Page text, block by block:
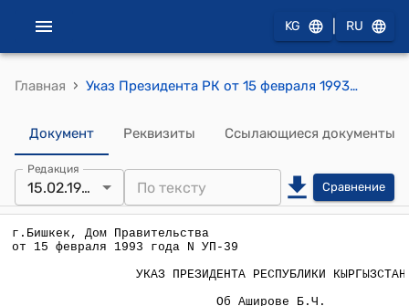
KG RU
Главная › Указ Президента РК от 15 февраля 1993 года №39 "Об Аширове Б.Ч."
Документ Реквизиты Ссылающиеся документы
Редакция
15.02.1993 Сравнение